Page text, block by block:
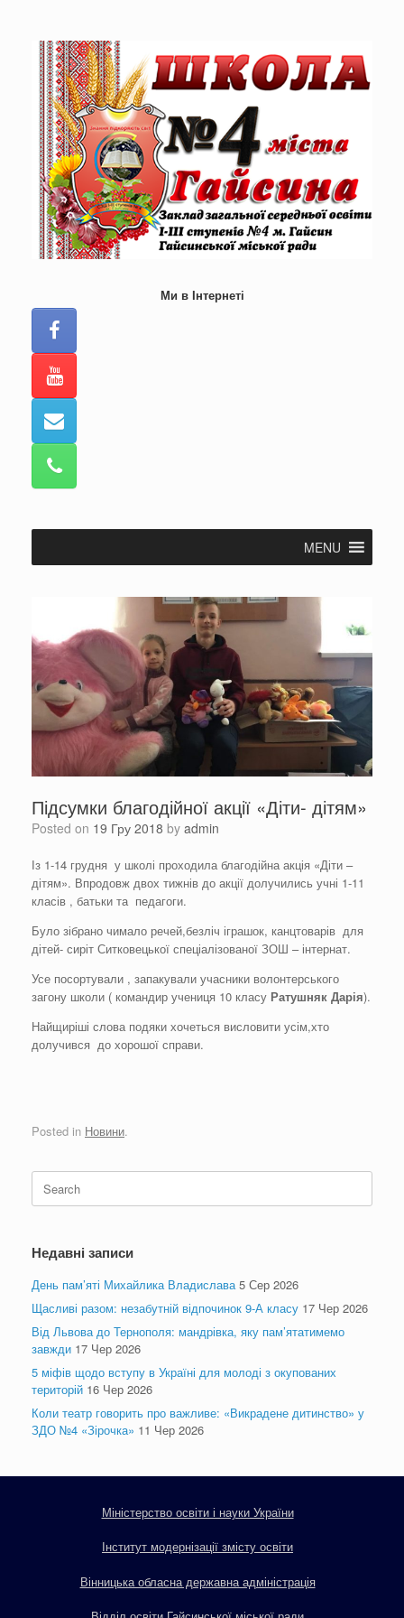
Ми в Інтернеті
MENU
Підсумки благодійної акції «Діти- дітям»
Posted on 19 Гру 2018 by admin
Із 1-14 грудня у школі проходила благодійна акція «Діти –
дітям». Впродовж двох тижнів до акції долучились учні 1-11
класів , батьки та педагоги.
Було зібрано чимало речей,безліч іграшок, канцтоварів для
дітей- сиріт Ситковецької спеціалізованої ЗОШ – інтернат.
Усе посортували , запакували учасники волонтерського
загону школи ( командир учениця 10 класу Ратушняк Дарія).
Найщиріші слова подяки хочеться висловити усім,хто
долучився до хорошої справи.
Posted in Новини.
Search
for:
Недавні записи
День пам’яті Михайлика Владислава 5 Сер 2026
Щасливі разом: незабутній відпочинок 9-А класу 17 Чер 2026
Від Львова до Тернополя: мандрівка, яку пам’ятатимемо
завжди 17 Чер 2026
5 міфів щодо вступу в Україні для молоді з окупованих
територій 16 Чер 2026
Коли театр говорить про важливе: «Викрадене дитинство» у
ЗДО №4 «Зірочка» 11 Чер 2026
Міністерство освіти і науки України
Інститут модернізації змісту освіти
Вінницька обласна державна адміністрація